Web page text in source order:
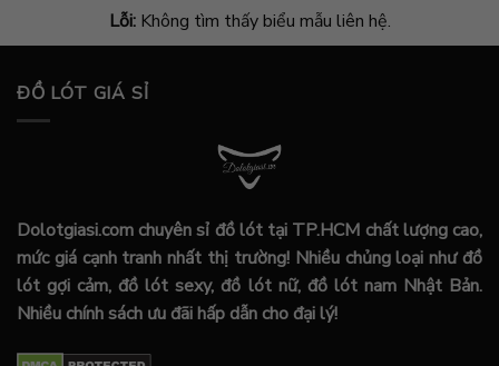
Lỗi:Không tìm thấy biểu mẫu liên hệ.
ĐỒ LÓT GIÁ SỈ
Dolotgiasi.com chuyên sỉ đồ lót tại TP.HCM chất lượng cao,
mức giá cạnh tranh nhất thị trường! Nhiều chủng loại như đồ
lót gợi cảm, đồ lót sexy, đồ lót nữ, đồ lót nam Nhật Bản.
Nhiều chính sách ưu đãi hấp dẫn cho đại lý!